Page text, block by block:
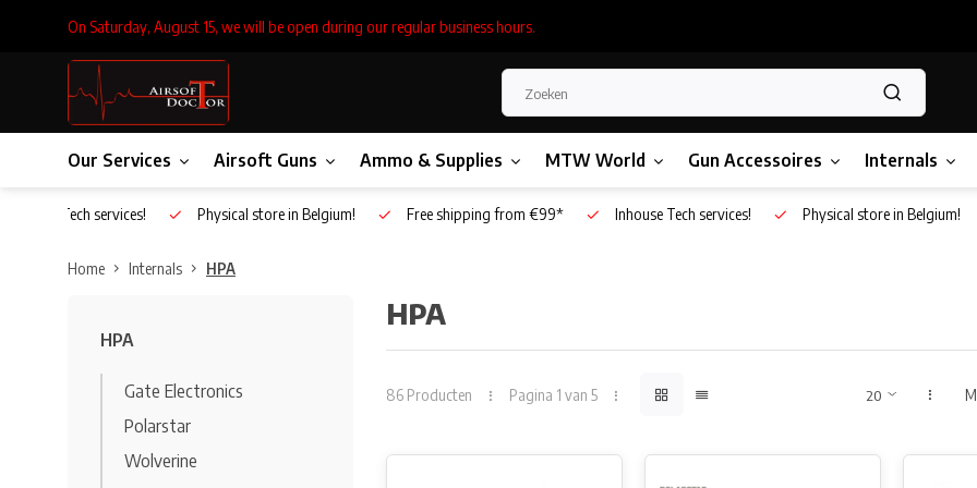
On Saturday, August 15, we will be open during our regular business hours.
Our Services Airsoft Guns Ammo & Supplies MTW World Gun Accessoires Internals
Inhouse Tech services! Physical store in Belgium! Free shipping from €99* Inhouse Tech services! Physical store in Belgium!
Home Internals HPA
HPA
Gate Electronics
Polarstar
Wolverine
HPA
86 Producten Pagina 1 van 5